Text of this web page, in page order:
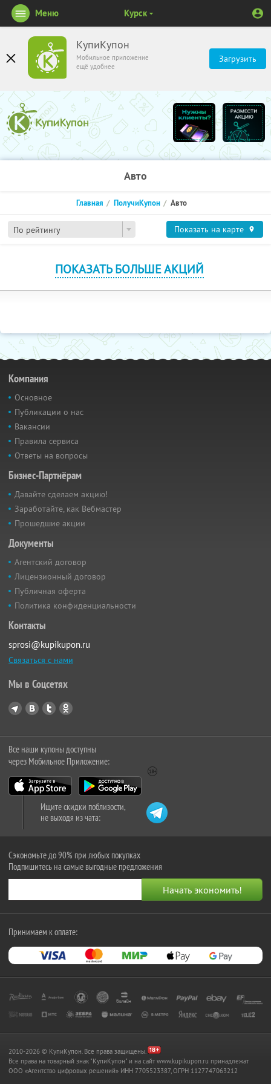
КупиКупон
Мобильное приложение
ещё удобнее
Загрузить
Меню Курск
Авто
По рейтингу
Главная ПолучиКупон Авто
Показать на карте
ПОКАЗАТЬ БОЛЬШЕ АКЦИЙ
Компания
Основное
Публикации о нас
Вакансии
Правила сервиса
Ответы на вопросы
Бизнес-Партнёрам
Давайте сделаем акцию!
Заработайте, как Вебмастер
Прошедшие акции
Документы
Агентский договор
Лицензионный договор
Публичная оферта
Политика конфиденциальности
Контакты
sprosi@kupikupon.ru
Связаться с нами
Мы в Соцсетях
Все наши купоны доступны
через Мобильное Приложение:
Ищите скидки поблизости,
не выходя из чата:
Сэкономьте до 90% при любых покупках
Подпишитесь на самые выгодные предложения
Принимаем к оплате:
2010-2026 © КупиКупон. Все права защищены.
Все права на товарный знак "КупиКупон" и на сайт www.kupikupon.ru принадлежат
OOO «Агентство цифровых решений» ИНН 7705523387, ОГРН 1127747063212